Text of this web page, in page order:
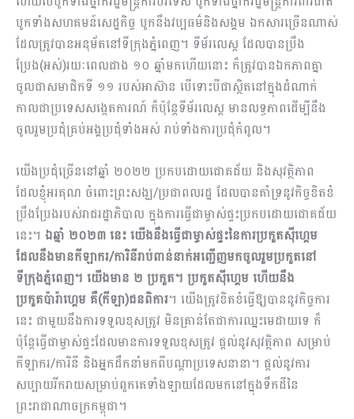
បូកទាំងសហគមន៍សេដ្ឋកិច្ច បូកនឹងវប្បធម៌និងសង្គម ឯកសារច្រើនណាស់
ដែលត្រូវបានអនុម័តនៅទីក្រុងភ្នំពេញ។ ទីម័រលេស្ត ដែលបានប្រឹង
ប្រែង(អស់)រយៈពេលជាង ១០ ឆ្នាំមកហើយនោះ ក៏ត្រូវបានឯកភាពគ្នា
ចូលជាសមាជិកទី ១១ របស់អាស៊ាន បើទោះបីជាស្ថិតនៅក្នុងដំណាក់
កាលជាប្រទេសសង្កេតការណ៍ ក៏ប៉ុន្តែទីម័រលេស្ត មានលទ្ធភាពដើម្បីនឹង
ចូលរួមប្រជុំគ្រប់អង្គប្រជុំទាំងអស់ រាប់ទាំងការប្រជុំកំពូល។
យើងប្រជុំច្រើននៅឆ្នាំ ២០២២ ប្រកបដោយជោគជ័យ និងសុវត្ថិភាព
ដែលខ្ញុំអរគុណ ចំពោះព្រះសង្ឃ/ប្រជាពលរដ្ឋ ដែលបានគាំទ្រនូវកិច្ចខិតខំ
ប្រឹងប្រែងរបស់រាជរដ្ឋាភិបាល ក្នុងការធ្វើជាម្ចាស់ផ្ទះប្រកបដោយជោគជ័យ
នេះ។ ឯឆ្នាំ ២០២៣ នេះ យើងនឹងធ្វើជាម្ចាស់ផ្ទះនៃការប្រកួតស៊ីហ្គេម
ដែលនឹងមានកីឡាករ/ការិនីរាប់ពាន់នាក់អញ្ជើញមកចូលរួមប្រកួតនៅ
ទីក្រុងភ្នំពេញ។ យើងមាន ២ ប្រកួត។ ប្រកួតស៊ីហ្គេម ហើយនឹង
ប្រកួតប៉ារ៉ាហ្គេម គឺ(កីឡា)ជនពិការ។ យើងត្រូវខិតខំធ្វើឱ្យបាននូវកិច្ចការ
នេះ ជាមួយនឹងការទទួលខុសត្រូវ មិនគ្រាន់តែជាការឈ្នះមេដាយទេ ក៏
ប៉ុន្តែធ្វើជាម្ចាស់ផ្ទះដែលមានការទទួលខុសត្រូវ ផ្តល់នូវសុវត្ថិភាព សម្រាប់
កីឡាករ/ការិនី និងអ្នកដឹកនាំមកពីបណ្តាប្រទេសនានា។ ផ្តល់នូវការ
សប្បាយរីករាយសម្រាប់ពួកគេទាំងឡាយដែលមកនៅក្នុងទឹកដីនៃ
ព្រះរាជាណាចក្រកម្ពុជា។